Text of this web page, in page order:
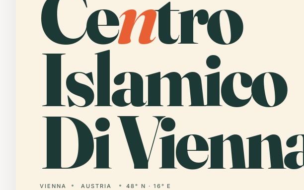
Islamico
Di
VIENNA AUSTRIA 48° N · 16° E